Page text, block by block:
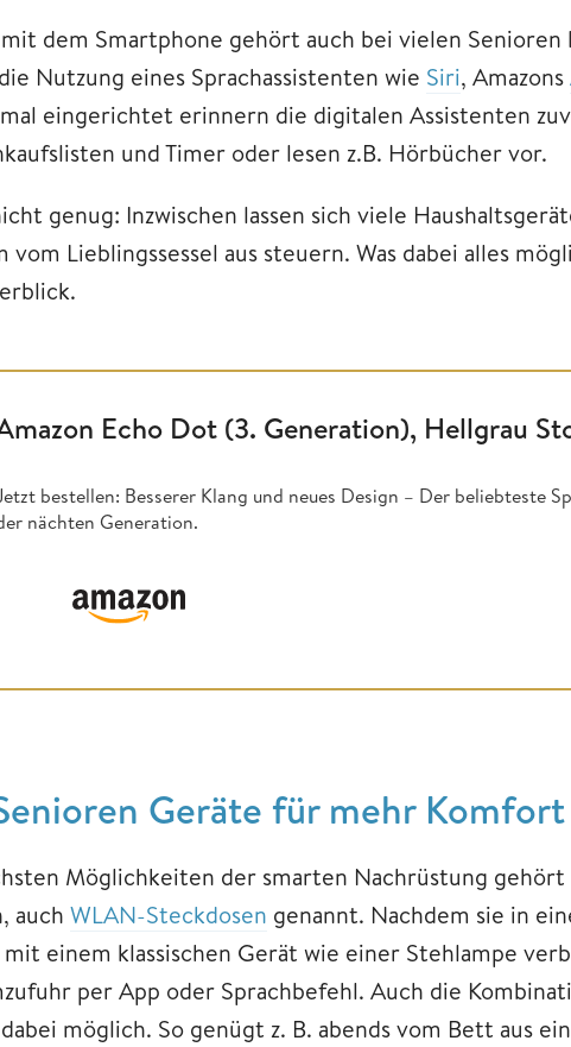
dem Smartphone gehört auch bei vielen Senioren
Nutzung eines Sprachassistenten wie Siri, Amazons
eingerichtet erinnern die digitalen Assistenten
und Timer oder lesen z.B. Hörbücher vor.
genug: Inzwischen lassen sich viele
vom Lieblingssessel aus steuern. Was dabei alles
Echo Dot (3. Generation), Hellgrau
bestellen: Besserer Klang und neues Design – Der beliebteste
nächten Generation.
Geräte für mehr Komfort
Möglichkeiten der smarten Nachrüstung gehört
auch WLAN-Steckdosen genannt. Nachdem sie in
einem klassischen Gerät wie einer Stehlampe
per App oder Sprachbefehl. Auch die
möglich. So genügt z. B. abends vom Bett aus